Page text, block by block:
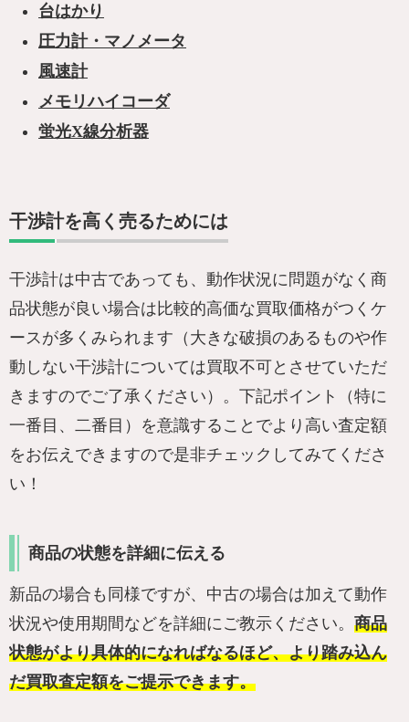
台はかり
圧力計・マノメータ
風速計
メモリハイコーダ
蛍光X線分析器
干渉計を高く売るためには
干渉計は中古であっても、動作状況に問題がなく商
品状態が良い場合は比較的高価な買取価格がつくケ
ースが多くみられます（大きな破損のあるものや作
動しない干渉計については買取不可とさせていただ
きますのでご了承ください）。下記ポイント（特に
一番目、二番目）を意識することでより高い査定額
をお伝えできますので是非チェックしてみてくださ
い！
商品の状態を詳細に伝える
新品の場合も同様ですが、中古の場合は加えて動作
状況や使用期間などを詳細にご教示ください。 商品
状態がより具体的になればなるほど、より踏み込ん
だ買取査定額をご提示できます。